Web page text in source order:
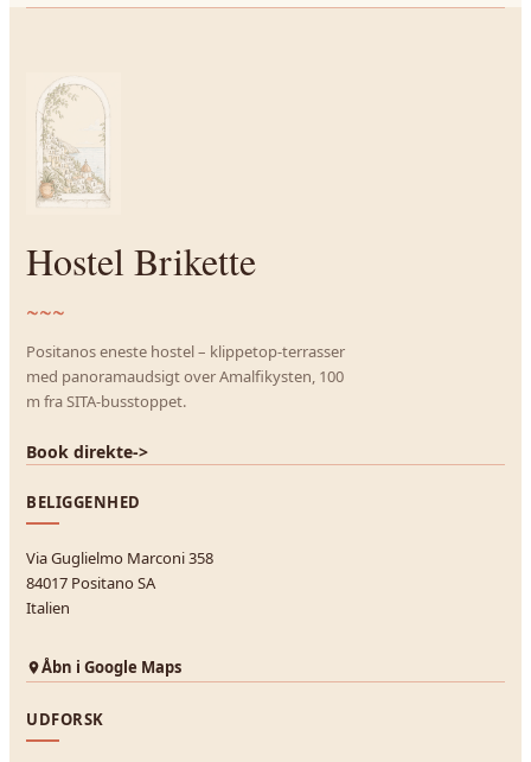
Hostel Brikette
~~~
Positanos eneste hostel – klippetop-terrasser
med panoramaudsigt over Amalfikysten, 100
m fra SITA-busstoppet.
Book direkte->
BELIGGENHED
Via Guglielmo Marconi 358
84017 Positano SA
Italien
Åbn i Google Maps
UDFORSK